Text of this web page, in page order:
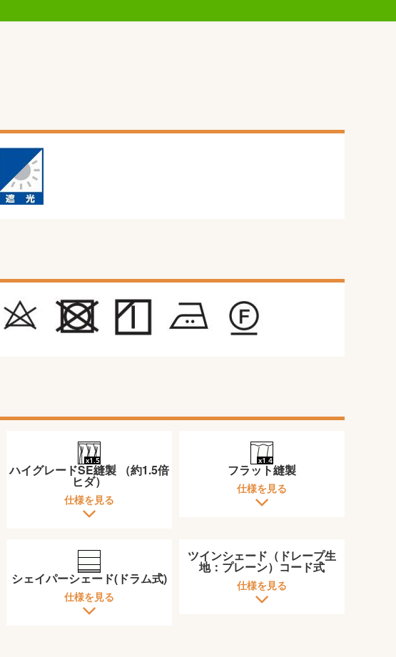
ハイグレードSE縫製 （約1.5倍
ヒダ）
仕様を見る
フラット縫製
仕様を見る
シェイパーシェード(ドラム式)
仕様を見る
ツインシェード（ドレープ生
地：プレーン）コード式
仕様を見る